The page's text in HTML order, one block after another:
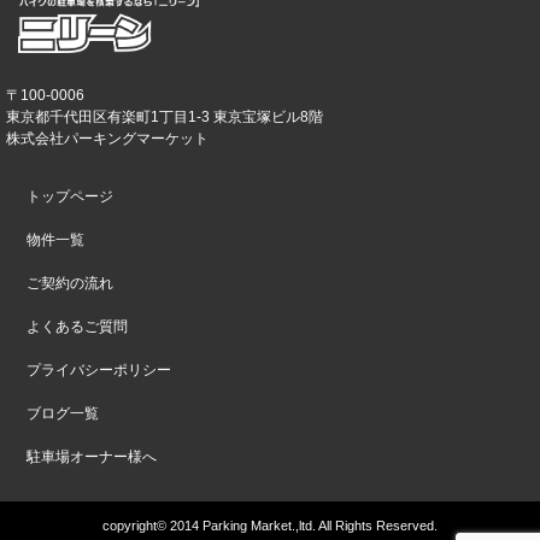
〒100-0006
東京都千代田区有楽町1丁目1-3 東京宝塚ビル8階
株式会社パーキングマーケット
トップページ
物件一覧
ご契約の流れ
よくあるご質問
プライバシーポリシー
ブログ一覧
駐車場オーナー様へ
copyright© 2014 Parking Market.,ltd. All Rights Reserved.